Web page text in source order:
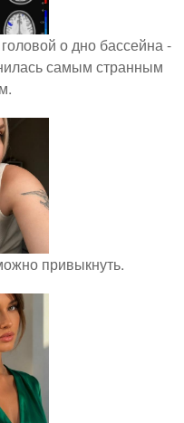
о дно бассейна -
самым странным
привыкнуть.